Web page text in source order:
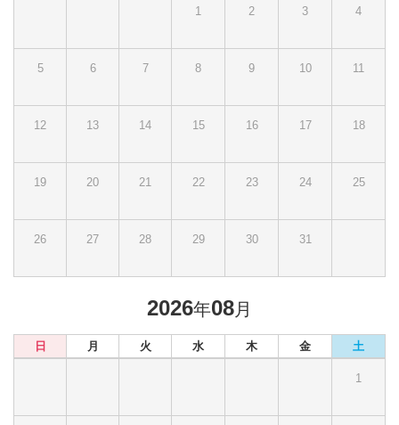
1 2 3 4
5 6 7 8 9 10 11
12 13 14 15 16 17 18
19 20 21 22 23 24 25
26 27 28 29 30 31
2026年08月
日 月 火 水 木 金 土
1